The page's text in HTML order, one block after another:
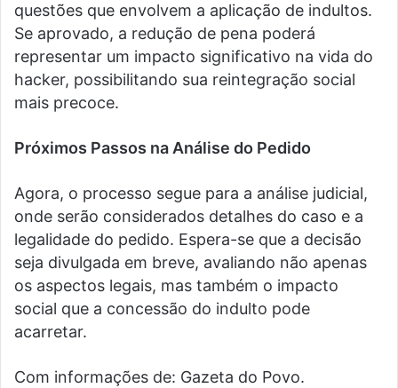
questões que envolvem a aplicação de indultos.
Se aprovado, a redução de pena poderá
representar um impacto significativo na vida do
hacker, possibilitando sua reintegração social
mais precoce.
Próximos Passos na Análise do Pedido
Agora, o processo segue para a análise judicial,
onde serão considerados detalhes do caso e a
legalidade do pedido. Espera-se que a decisão
seja divulgada em breve, avaliando não apenas
os aspectos legais, mas também o impacto
social que a concessão do indulto pode
acarretar.
Com informações de: Gazeta do Povo.